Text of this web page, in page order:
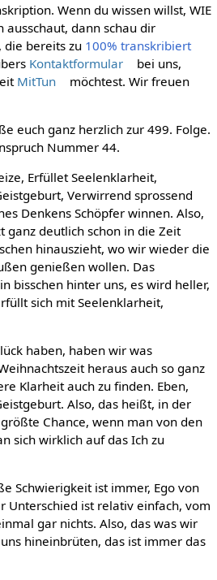
Wenn du wissen willst, WIE
dann schau dir
die bereits zu 100% transkribiert
Kontaktformular
bei uns,
MitTun
möchtest. Wir freuen
euch ganz herzlich zur 499. Folge.
Nummer 44.
Erfüllet Seelenklarheit,
Verwirrend sprossend
Denkens Schöpfer winnen. Also,
ganz deutlich schon in die Zeit
hinauszieht, wo wir wieder die
genießen wollen. Das
bisschen hinter uns, es wird heller,
sich mit Seelenklarheit,
haben, haben wir was
heraus auch so ganz
Klarheit auch zu finden. Eben,
Also, das heißt, in der
Chance, wenn man von den
sich wirklich auf das Ich zu
Schwierigkeit ist immer, Ego von
Unterschied ist relativ einfach, vom
gar nichts. Also, das was wir
hineinbrüten, das ist immer das